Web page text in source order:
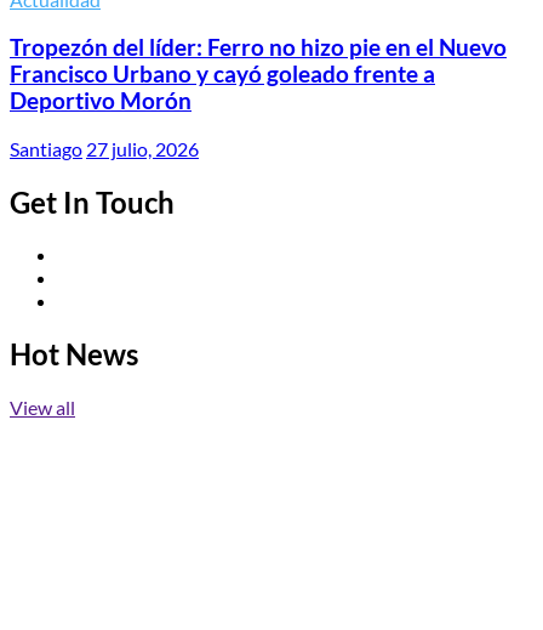
Tropezón del líder: Ferro no hizo pie en el Nuevo
Francisco Urbano y cayó goleado frente a
Deportivo Morón
Santiago 27 julio, 2026
Get In Touch
Hot News
View all